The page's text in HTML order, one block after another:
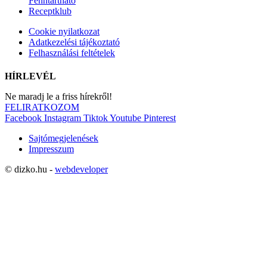
Receptklub
Cookie nyilatkozat
Adatkezelési tájékoztató
Felhasználási feltételek
HÍRLEVÉL
Ne maradj le a friss hírekről!
FELIRATKOZOM
Facebook Instagram TiktokYoutube Pinterest
Sajtómegjelenések
Impresszum
© dizko.hu - webdeveloper